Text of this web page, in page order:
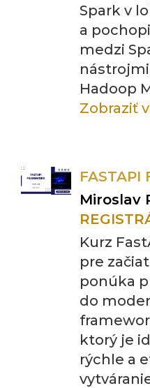
Spark v
a
medzi
Hadoop
Zobraziť
FASTAPI
Miroslav
Kurz
pre
ponúka
do
ktorý je
rýchle a